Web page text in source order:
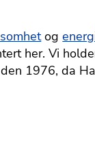
og
her. Vi
1976, da